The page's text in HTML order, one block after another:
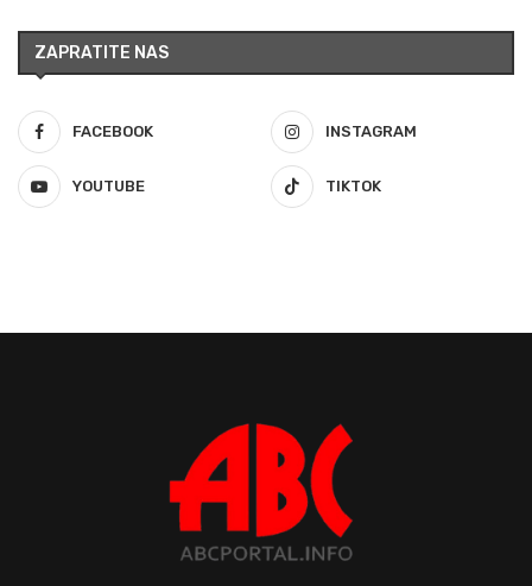
ZAPRATITE NAS
FACEBOOK INSTAGRAM
YOUTUBE TIKTOK